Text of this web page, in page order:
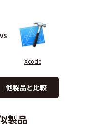
VS
Xcode
他製品と比較
製品